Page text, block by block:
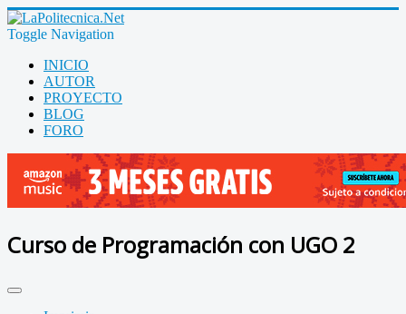
Toggle Navigation
INICIO
AUTOR
PROYECTO
BLOG
FORO
Curso de Programación con UGO 2